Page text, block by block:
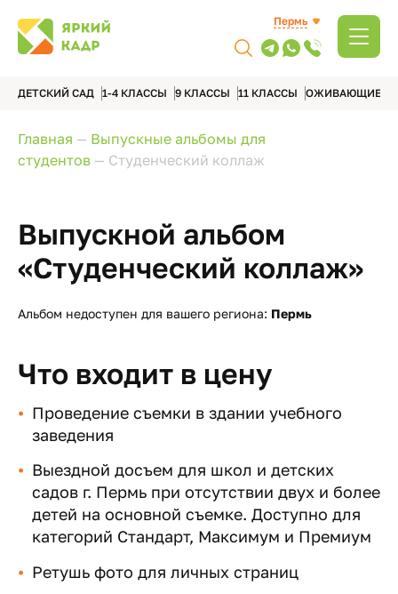
Пермь
ДЕТСКИЙ САД 1-4 КЛАССЫ 9 КЛАССЫ 11 КЛАССЫ ОЖИВАЮЩИЕ
Главная — Выпускные альбомы для
студентов — Студенческий коллаж
Выпускной альбом
«Студенческий коллаж»
Альбом недоступен для вашего региона: Пермь
Что входит в цену
Проведение съемки в здании учебного
заведения
Выездной досъем для школ и детских
садов г. Пермь при отсутствии двух и более
детей на основной съемке. Доступно для
категорий Стандарт, Максимум и Премиум
Ретушь фото для личных страниц